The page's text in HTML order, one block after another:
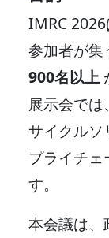
IMRC 2026
参加者が集
900名以上
展示会では、
サイクルソ
プライチェ
す。
本会議は、